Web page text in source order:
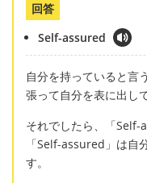
回答
Self-assured
自分を持っていると言
張って自分を表に出し
それでしたら、「Self-
「Self-assured」は自
す。